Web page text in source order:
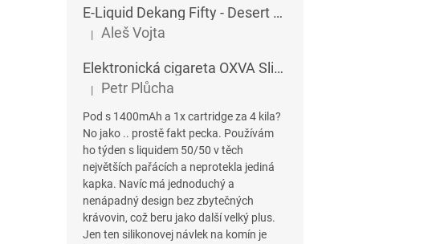
E-Liquid Dekang Fifty - Desert Ship - 10 ml
Hodnocení produktu je 5 z 5 hvězdiček.
| Aleš Vojta
Elektronická cigareta OXVA SlimStick X POD 1400 mAh
Hodnocení produktu je 5 z 5 hvězdiček.
| Petr Plůcha
Pod s 1400mAh a 1x cartridge za 4 kila?
No jako .. prostě fakt pecka. Používám
ho týden s liquidem 50/50 v těch
největších pařácích a neprotekla jediná
kapka. Navíc má jednoduchý a
nenápadný design bez zbytečných
krávovin, což beru jako další velký plus.
Jen ten silikonovej návlek na komín je